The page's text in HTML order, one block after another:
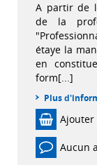
A partir de
de la
étaye la
en
form[...]
Plus
Aucun